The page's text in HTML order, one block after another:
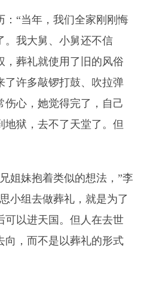
：“当年，我们全家刚刚悔
。我大舅、小舅还不信
，葬礼就使用了旧的风俗
了许多敲锣打鼓、吹拉弹
伤心，她觉得完了，自己
地狱，去不了天堂了。但
姐妹抱着类似的想法，”李
小组去做葬礼，就是为了
可以进天国。但人在去世
向，而不是以葬礼的形式